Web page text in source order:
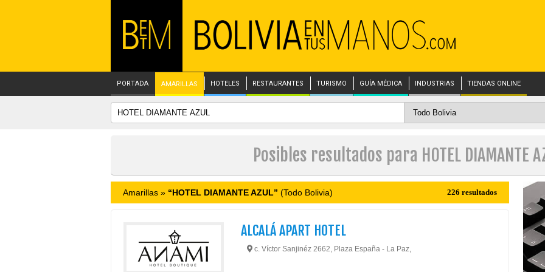
PORTADA AMARILLAS HOTELES RESTAURANTES TURISMO GUÍA MÉDICA INDUSTRIAS TIENDAS ONLINE
Posibles resultados para HOTEL DIAMANTE
Amarillas » “HOTEL DIAMANTE AZUL” (Todo Bolivia) 226 resultados
ALCALÁ APART HOTEL
c. Víctor Sanjinéz 2662, Plaza España - La Paz,